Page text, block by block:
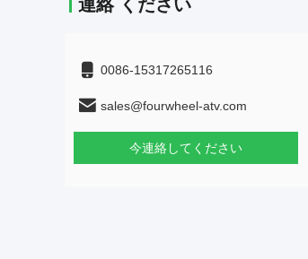
連絡 ください
0086-15317265116
sales@fourwheel-atv.com
今連絡してください